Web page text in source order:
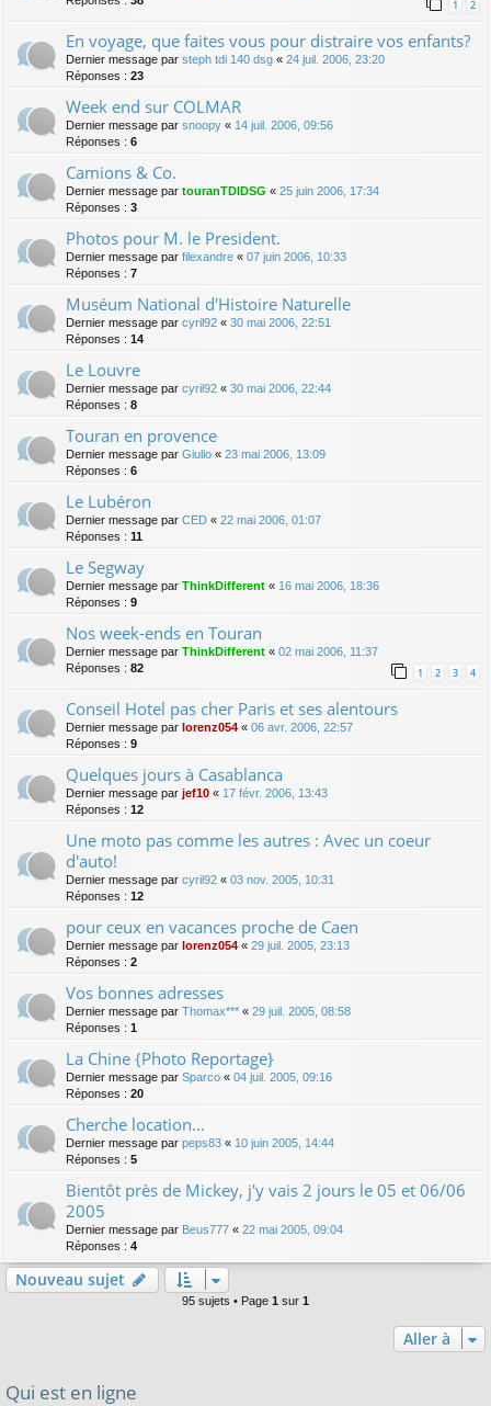
1 2
En voyage, que faites vous pour distraire vos enfants?
Dernier message par steph tdi 140 dsg « 24 juil. 2006, 23:20
Réponses : 23
Week end sur COLMAR
Dernier message par snoopy « 14 juil. 2006, 09:56
Réponses : 6
Camions & Co.
Dernier message par touranTDIDSG « 25 juin 2006, 17:34
Réponses : 3
Photos pour M. le President.
Dernier message par filexandre « 07 juin 2006, 10:33
Réponses : 7
Muséum National d'Histoire Naturelle
Dernier message par cyril92 « 30 mai 2006, 22:51
Réponses : 14
Le Louvre
Dernier message par cyril92 « 30 mai 2006, 22:44
Réponses : 8
Touran en provence
Dernier message par Giulio « 23 mai 2006, 13:09
Réponses : 6
Le Lubéron
Dernier message par CED « 22 mai 2006, 01:07
Réponses : 11
Le Segway
Dernier message par ThinkDifferent « 16 mai 2006, 18:36
Réponses : 9
Nos week-ends en Touran
Dernier message par ThinkDifferent « 02 mai 2006, 11:37
Réponses : 82 1 2 3 4
Conseil Hotel pas cher Paris et ses alentours
Dernier message par lorenz054 « 06 avr. 2006, 22:57
Réponses : 9
Quelques jours à Casablanca
Dernier message par jef10 « 17 févr. 2006, 13:43
Réponses : 12
Une moto pas comme les autres : Avec un coeur
d'auto!
Dernier message par cyril92 « 03 nov. 2005, 10:31
Réponses : 12
pour ceux en vacances proche de Caen
Dernier message par lorenz054 « 29 juil. 2005, 23:13
Réponses : 2
Vos bonnes adresses
Dernier message par Thomax*** « 29 juil. 2005, 08:58
Réponses : 1
La Chine {Photo Reportage}
Dernier message par Sparco « 04 juil. 2005, 09:16
Réponses : 20
Cherche location...
Dernier message par peps83 « 10 juin 2005, 14:44
Réponses : 5
Bientôt près de Mickey, j'y vais 2 jours le 05 et 06/06
2005
Dernier message par Beus777 « 22 mai 2005, 09:04
Réponses : 4
Nouveau sujet
95 sujets • Page 1 sur 1
Aller à
Qui est en ligne